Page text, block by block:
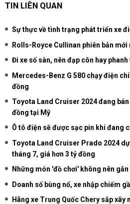
TIN LIÊN QUAN
Sự thực về tình trạng phát triển xe
Rolls-Royce Cullinan phiên bản
Đi xe số sàn, nên đạp côn hay
Mercedes-Benz G 580 chạy điện
đồng
Toyota Land Cruiser 2024 đang
đồng tại Mỹ
Ô tô điện sẽ được sạc pin khi đang
Toyota Land Cruiser Prado 2024
tháng 7, giá hơn 3 tỷ đồng
Những món 'đồ chơi' không nên
Doanh số bùng nổ, xe nhập chiếm
Hãng xe Trung Quốc Chery sắp xây